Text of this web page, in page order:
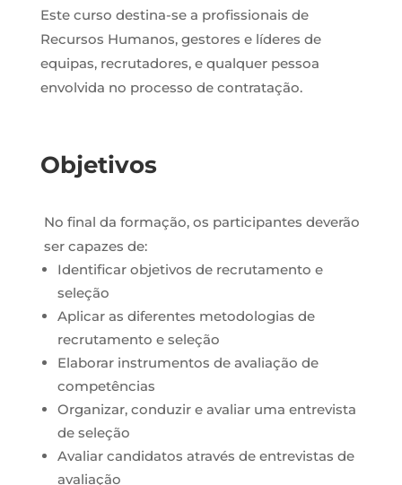
Este curso destina-se a profissionais de
Recursos Humanos, gestores e líderes de
equipas, recrutadores, e qualquer pessoa
envolvida no processo de contratação.
Objetivos
No final da formação, os participantes deverão
ser capazes de:
Identificar objetivos de recrutamento e
seleção
Aplicar as diferentes metodologias de
recrutamento e seleção
Elaborar instrumentos de avaliação de
competências
Organizar, conduzir e avaliar uma entrevista
de seleção
Avaliar candidatos através de entrevistas de
avaliação